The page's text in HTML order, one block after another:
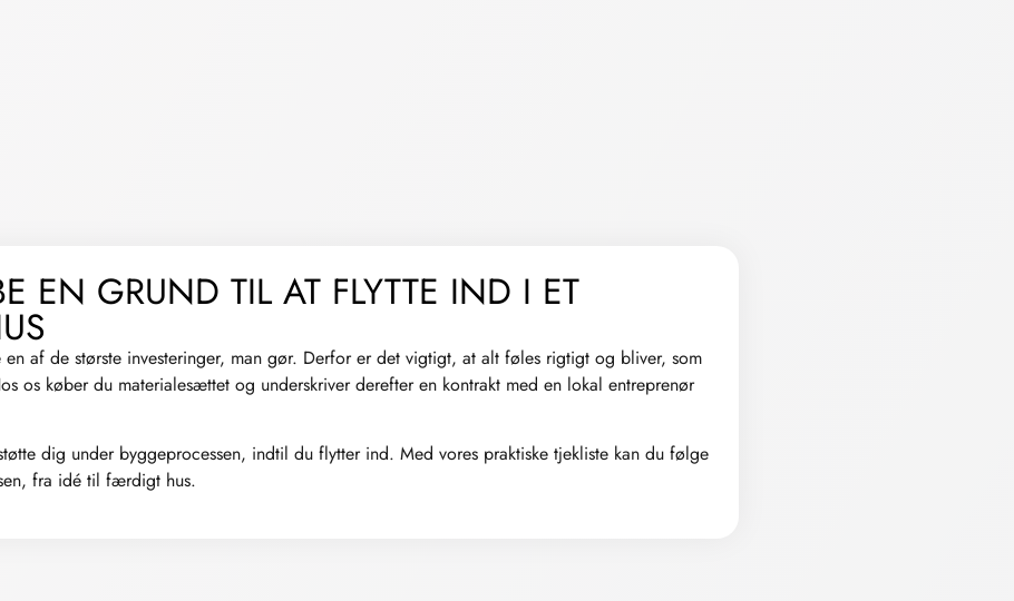
EN GRUND TIL AT FLYTTE IND I ET
af de største investeringer, man gør. Derfor er det vigtigt, at alt føles rigtigt og bliver, som
os køber du materialesættet og underskriver derefter en kontrakt med en lokal entreprenør
dig under byggeprocessen, indtil du flytter ind. Med vores praktiske tjekliste kan du følge
fra idé til færdigt hus.